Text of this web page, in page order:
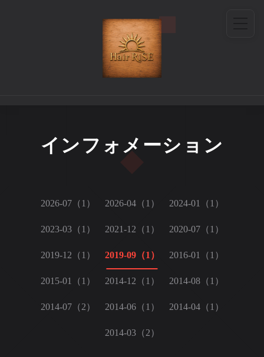
インフォメーション
2026-07（1） 2026-04（1） 2024-01（1）
2023-03（1） 2021-12（1） 2020-07（1）
2019-12（1） 2019-09（1） 2016-01（1）
2015-01（1） 2014-12（1） 2014-08（1）
2014-07（2） 2014-06（1） 2014-04（1）
2014-03（2）